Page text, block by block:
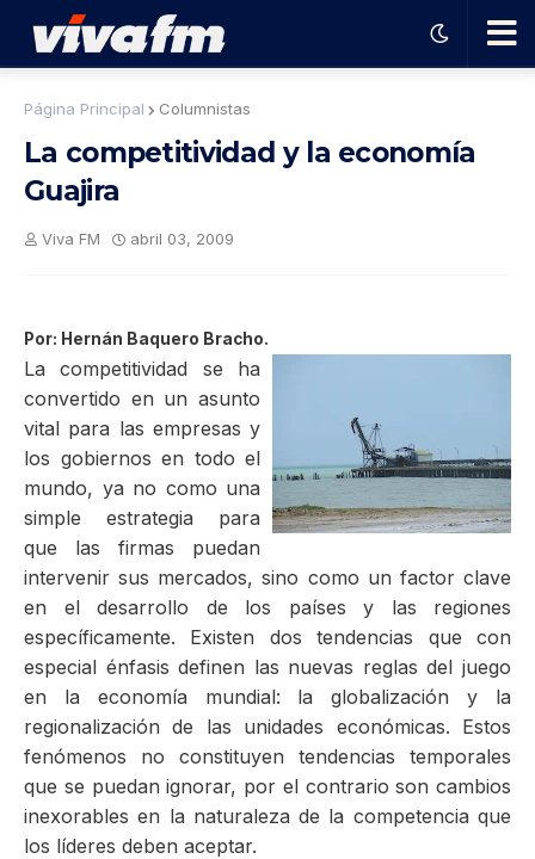
Ha
el
gra
ma
Página Principal Columnistas
La competitividad y la economía
Guajira
Viva FM abril 03, 2009
Por: Hernán Baquero Bracho.
La competitividad se ha
convertido en un asunto
vital para las empresas y
los gobiernos en todo el
mundo, ya no como una
simple estrategia para
que las firmas puedan
intervenir sus mercados, sino como un factor clave
en el desarrollo de los países y las regiones
específicamente. Existen dos tendencias que con
especial énfasis definen las nuevas reglas del juego
en la economía mundial: la globalización y la
regionalización de las unidades económicas. Estos
fenómenos no constituyen tendencias temporales
que se puedan ignorar, por el contrario son cambios
inexorables en la naturaleza de la competencia que
los líderes deben aceptar.